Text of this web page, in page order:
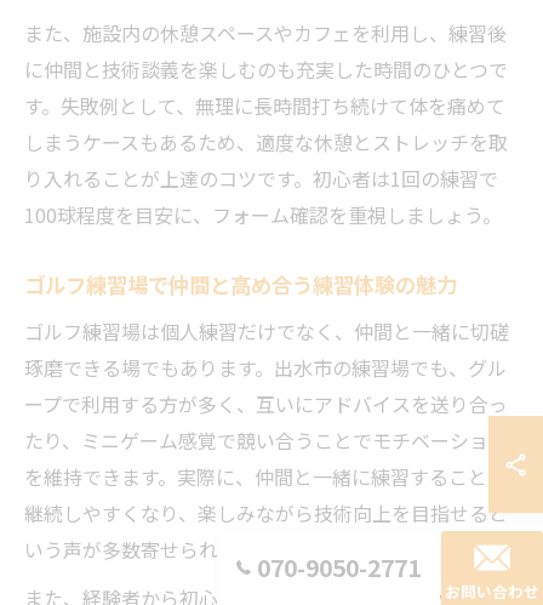
また、施設内の休憩スペースやカフェを利用し、練習後
に仲間と技術談義を楽しむのも充実した時間のひとつで
す。失敗例として、無理に長時間打ち続けて体を痛めて
しまうケースもあるため、適度な休憩とストレッチを取
り入れることが上達のコツです。初心者は1回の練習で
100球程度を目安に、フォーム確認を重視しましょう。
ゴルフ練習場で仲間と高め合う練習体験の魅力
ゴルフ練習場は個人練習だけでなく、仲間と一緒に切磋
琢磨できる場でもあります。出水市の練習場でも、グル
ープで利用する方が多く、互いにアドバイスを送り合っ
たり、ミニゲーム感覚で競い合うことでモチベーション
を維持できます。実際に、仲間と一緒に練習することで
継続しやすくなり、楽しみながら技術向上を目指せると
いう声が多数寄せられています。
また、経験者から初心者へのアドバイスや、レッスンプ
070-9050-2771
お問い合わせ